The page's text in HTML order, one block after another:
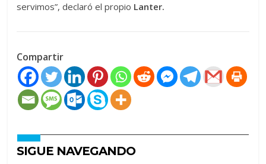
servimos”, declaró el propio Lanter.
Compartir
SIGUE NAVEGANDO